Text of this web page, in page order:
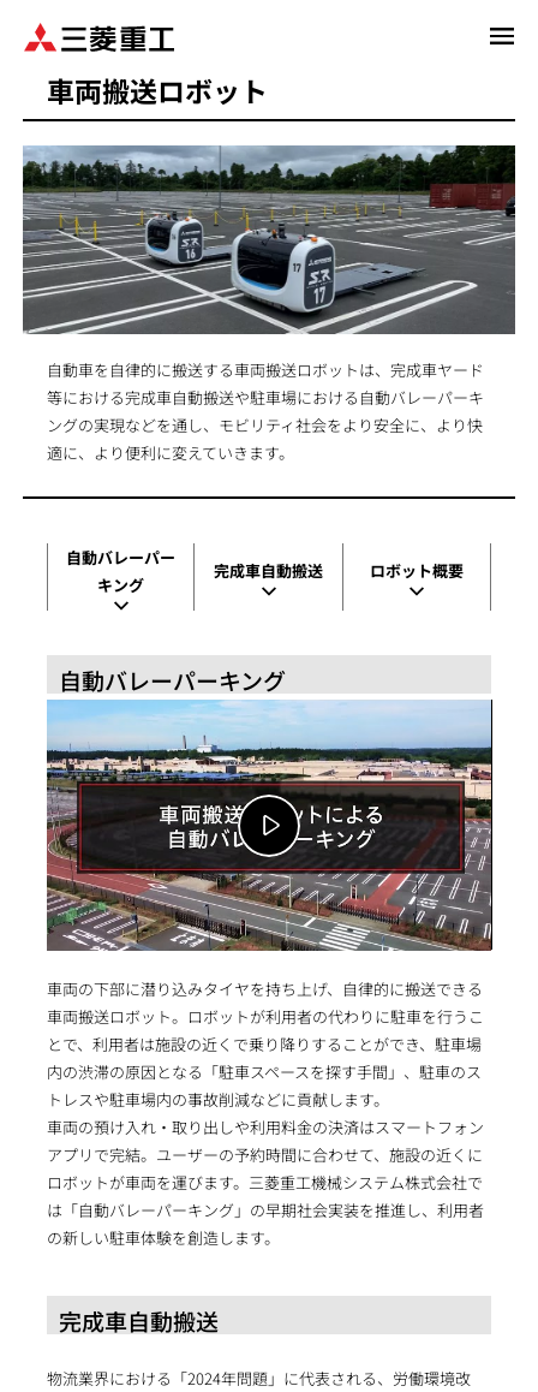
車両搬送ロボット
自動車を自律的に搬送する車両搬送ロボットは、完成車ヤード
等における完成車自動搬送や駐車場における自動バレーパーキ
ングの実現などを通し、モビリティ社会をより安全に、より快
適に、より便利に変えていきます。
自動バレーパー
キング
完成車自動搬送 ロボット概要
自動バレーパーキング
車両の下部に潜り込みタイヤを持ち上げ、自律的に搬送できる
車両搬送ロボット。ロボットが利用者の代わりに駐車を行うこ
とで、利用者は施設の近くで乗り降りすることができ、駐車場
内の渋滞の原因となる「駐車スペースを探す手間」、駐車のス
トレスや駐車場内の事故削減などに貢献します。
車両の預け入れ・取り出しや利用料金の決済はスマートフォン
アプリで完結。ユーザーの予約時間に合わせて、施設の近くに
ロボットが車両を運びます。三菱重工機械システム株式会社で
は「自動バレーパーキング」の早期社会実装を推進し、利用者
の新しい駐車体験を創造します。
完成車自動搬送
物流業界における「2024年問題」に代表される、労働環境改